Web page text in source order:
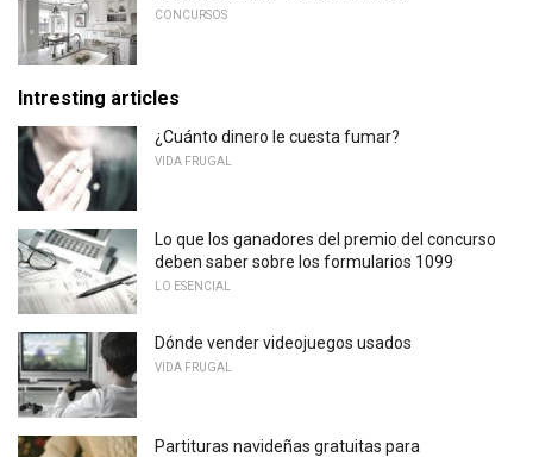
CONCURSOS
Intresting articles
¿Cuánto dinero le cuesta fumar?
VIDA FRUGAL
Lo que los ganadores del premio del concurso
deben saber sobre los formularios 1099
LO ESENCIAL
Dónde vender videojuegos usados
VIDA FRUGAL
Partituras navideñas gratuitas para